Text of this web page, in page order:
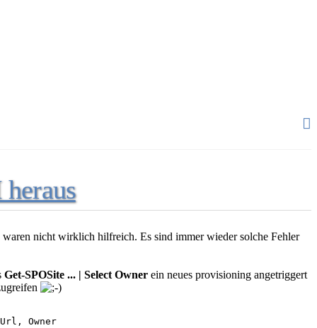
nicht wirklich hilfreich. Es sind immer wieder solche Fehler
Get-SPOSite ... | Select Owner ein neues provisioning angetriggert
Owner